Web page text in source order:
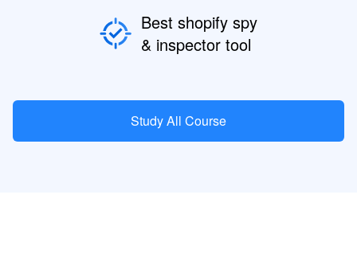
Best shopify spy
& inspector tool
Study All Course